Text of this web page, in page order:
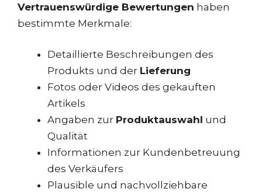
Vertrauenswürdige Bewertungen haben
bestimmte Merkmale:
Detaillierte Beschreibungen des
Produkts und der Lieferung
Fotos oder Videos des gekauften
Artikels
Angaben zur Produktauswahl und
Qualität
Informationen zur Kundenbetreuung
des Verkäufers
Plausible und nachvollziehbare